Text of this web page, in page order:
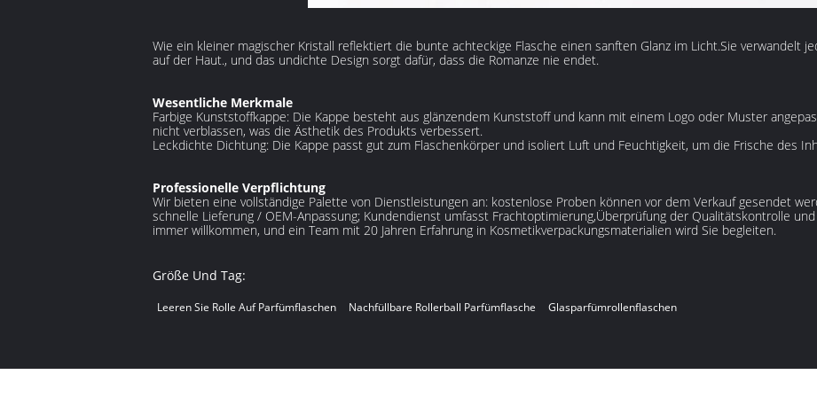
Wie ein kleiner magischer Kristall reflektiert die bunte achteckige Flasche einen sanften Glanz im Licht.Sie verwandelt
auf der Haut., und das undichte Design sorgt dafür, dass die Romanze nie endet.
Wesentliche Merkmale
Farbige Kunststoffkappe: Die Kappe besteht aus glänzendem Kunststoff und kann mit einem Logo oder Muster
nicht verblassen, was die Ästhetik des Produkts verbessert.
Leckdichte Dichtung: Die Kappe passt gut zum Flaschenkörper und isoliert Luft und Feuchtigkeit, um die Frische des
Professionelle Verpflichtung
Wir bieten eine vollständige Palette von Dienstleistungen an: kostenlose Proben können vor dem Verkauf gesendet
schnelle Lieferung / OEM-Anpassung; Kundendienst umfasst Frachtoptimierung,Überprüfung der Qualitätskontrolle
immer willkommen, und ein Team mit 20 Jahren Erfahrung in Kosmetikverpackungsmaterialien wird Sie begleiten.
Größe Und Tag:
Leeren Sie Rolle Auf Parfümflaschen Nachfüllbare Rollerball Parfümflasche Glasparfümrollenflaschen